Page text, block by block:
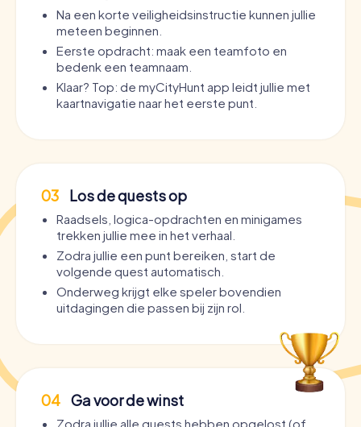
Na een korte veiligheidsinstructie kunnen jullie
meteen beginnen.
Eerste opdracht: maak een teamfoto en
bedenk een teamnaam.
Klaar? Top: de myCityHunt app leidt jullie met
kaartnavigatie naar het eerste punt.
03 Los de quests op
Raadsels, logica-opdrachten en minigames
trekken jullie mee in het verhaal.
Zodra jullie een punt bereiken, start de
volgende quest automatisch.
Onderweg krijgt elke speler bovendien
uitdagingen die passen bij zijn rol.
04 Ga voor de winst
Zodra jullie alle quests hebben opgelost (of